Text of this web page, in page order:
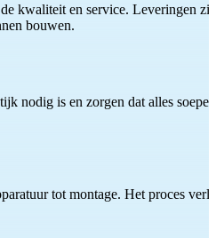
kwaliteit en service. Leveringen
bouwen.
nodig is en zorgen dat alles
tot montage. Het proces